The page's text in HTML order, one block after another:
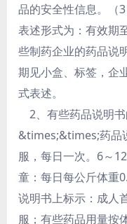
品的安全性信息。（
表述形式为：有效期
些制药企业的药品说
期见小盒、标签，企
式表述。
2、有些药品说明
&times;&times;药品
服，每日一次。6～
童：每日每公斤体
说明书上标示：成人
服；有些药品用量按